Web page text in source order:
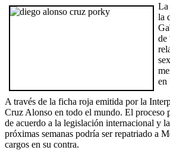
La
la
de
en
A través de la ficha roja emitida por la
Cruz Alonso en todo el mundo. El proceso
de acuerdo a la legislación internacional y
próximas semanas podría ser repatriado a
cargos en su contra.